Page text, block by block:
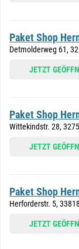
Paket Shop
Detmolderweg 61,
JETZT
Paket Shop
Wittekindstr. 28,
JETZT
Paket Shop
Herforderstr. 5,
JETZT